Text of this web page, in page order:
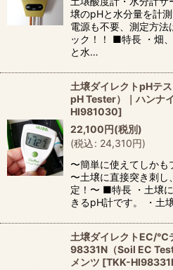
壌のpHと水分量を計
電源も不要、測定方法
ック！！ ■特長 ・畑
と水…
土壌ダイレクトpHテ
pH Tester）｜ハンナ
HI981030]
22,100円(税別)
(税込: 24,310円)
〜簡単に使えてしか
〜土壌に直接突き刺
定！〜 ■特長 ・土壌
きるpH計です。 ・土
土壌ダイレクトEC/℃
98331N（Soil EC
メンツ [TKK-